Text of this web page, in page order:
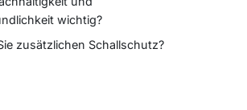
wichtig?
zusätzlichen Schallschutz?